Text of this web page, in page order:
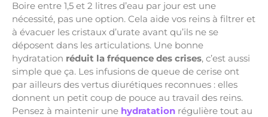
Boire entre 1,5 et 2 litres d’eau par jour est une
nécessité, pas une option. Cela aide vos reins à filtrer et
à évacuer les cristaux d’urate avant qu’ils ne se
déposent dans les articulations. Une bonne
hydratation réduit la fréquence des crises, c’est aussi
simple que ça. Les infusions de queue de cerise ont
par ailleurs des vertus diurétiques reconnues : elles
donnent un petit coup de pouce au travail des reins.
Pensez à maintenir une hydratation régulière tout au